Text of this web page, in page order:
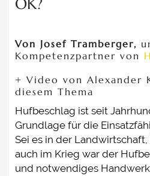
PLANE SELBST EINEN KURS
OK?
Von Josef Tramberger,
Kompetenzpartner von
+ Video von Alexander
diesem Thema
Hufbeschlag ist seit
Grundlage für die
Sei es in der
auch im Krieg war der
und notwendiges